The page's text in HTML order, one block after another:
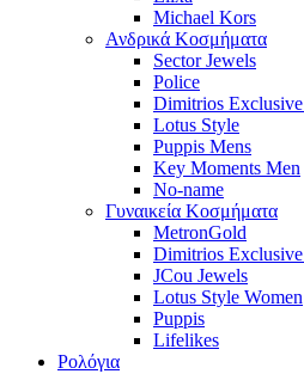
Michael Kors
Ανδρικά Κοσμήματα
Sector Jewels
Police
Dimitrios
Lotus Style
Puppis Mens
Key Moments Men
No-name
Γυναικεία Κοσμήματα
MetronGold
Dimitrios
JCou Jewels
Lotus Style Women
Puppis
Lifelikes
Ρολόγια